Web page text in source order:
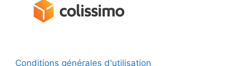
Conditions générales d'utilisation